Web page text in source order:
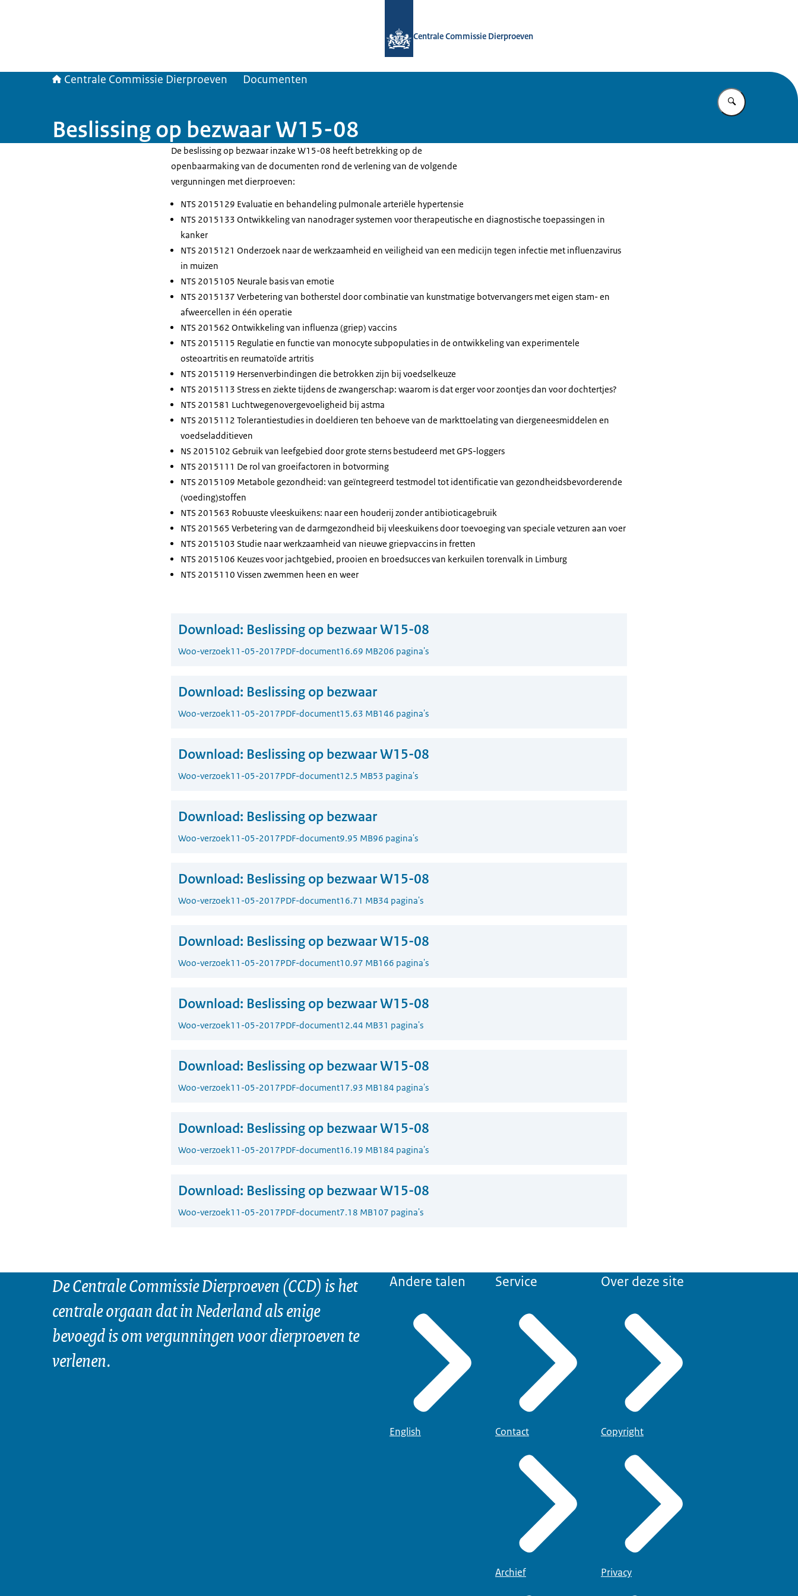
Centrale Commissie Dierproeven
Centrale Commissie Dierproeven Documenten
Vul in wat u
Beslissing op bezwaar W15-08
De beslissing op bezwaar inzake W15-08 heeft betrekking op de
openbaarmaking van de documenten rond de verlening van de volgende
vergunningen met dierproeven:
NTS 2015129 Evaluatie en behandeling pulmonale arteriële hypertensie
NTS 2015133 Ontwikkeling van nanodrager systemen voor therapeutische en diagnostische toepassingen in
kanker
NTS 2015121 Onderzoek naar de werkzaamheid en veiligheid van een medicijn tegen infectie met influenzavirus
in muizen
NTS 2015105 Neurale basis van emotie
NTS 2015137 Verbetering van botherstel door combinatie van kunstmatige botvervangers met eigen stam- en
afweercellen in één operatie
NTS 201562 Ontwikkeling van influenza (griep) vaccins
NTS 2015115 Regulatie en functie van monocyte subpopulaties in de ontwikkeling van experimentele
osteoartritis en reumatoïde artritis
NTS 2015119 Hersenverbindingen die betrokken zijn bij voedselkeuze
NTS 2015113 Stress en ziekte tijdens de zwangerschap: waarom is dat erger voor zoontjes dan voor dochtertjes?
NTS 201581 Luchtwegenovergevoeligheid bij astma
NTS 2015112 Tolerantiestudies in doeldieren ten behoeve van de markttoelating van diergeneesmiddelen en
voedseladditieven
NS 2015102 Gebruik van leefgebied door grote sterns bestudeerd met GPS-loggers
NTS 2015111 De rol van groeifactoren in botvorming
NTS 2015109 Metabole gezondheid: van geïntegreerd testmodel tot identificatie van gezondheidsbevorderende
(voeding)stoffen
NTS 201563 Robuuste vleeskuikens: naar een houderij zonder antibioticagebruik
NTS 201565 Verbetering van de darmgezondheid bij vleeskuikens door toevoeging van speciale vetzuren aan voer
NTS 2015103 Studie naar werkzaamheid van nieuwe griepvaccins in fretten
NTS 2015106 Keuzes voor jachtgebied, prooien en broedsucces van kerkuilen torenvalk in Limburg
NTS 2015110 Vissen zwemmen heen en weer
Download: Beslissing op bezwaar W15-08
Woo-verzoek11-05-2017PDF-document16.69 MB206 pagina's
Download: Beslissing op bezwaar
Woo-verzoek11-05-2017PDF-document15.63 MB146 pagina's
Download: Beslissing op bezwaar W15-08
Woo-verzoek11-05-2017PDF-document12.5 MB53 pagina's
Download: Beslissing op bezwaar
Woo-verzoek11-05-2017PDF-document9.95 MB96 pagina's
Download: Beslissing op bezwaar W15-08
Woo-verzoek11-05-2017PDF-document16.71 MB34 pagina's
Download: Beslissing op bezwaar W15-08
Woo-verzoek11-05-2017PDF-document10.97 MB166 pagina's
Download: Beslissing op bezwaar W15-08
Woo-verzoek11-05-2017PDF-document12.44 MB31 pagina's
Download: Beslissing op bezwaar W15-08
Woo-verzoek11-05-2017PDF-document17.93 MB184 pagina's
Download: Beslissing op bezwaar W15-08
Woo-verzoek11-05-2017PDF-document16.19 MB184 pagina's
Download: Beslissing op bezwaar W15-08
Woo-verzoek11-05-2017PDF-document7.18 MB107 pagina's
De Centrale Commissie Dierproeven (CCD) is het
centrale orgaan dat in Nederland als enige
bevoegd is om vergunningen voor dierproeven te
verlenen.
Andere talen
English
Service
Contact
Archief
Over deze site
Copyright
Privacy